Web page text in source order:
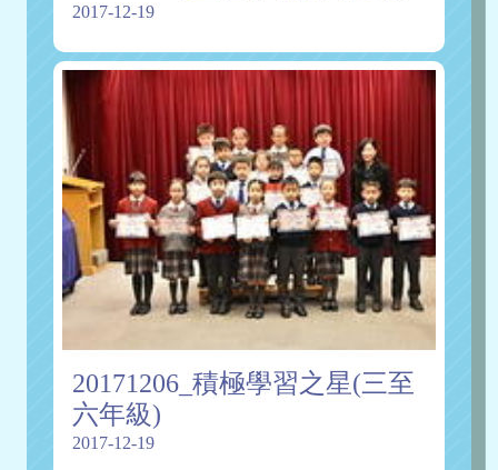
2017-12-19
20171206_積極學習之星(三至
六年級)
2017-12-19